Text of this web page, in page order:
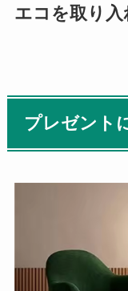
エコを取り
プレゼント